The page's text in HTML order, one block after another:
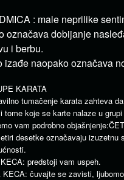
: male neprilike
označava dobijanje
i berbu.
izađe naopako označava
KARATA
tumačenje karata zahteva
tome koje se karte nalaze u
vam podrobno
desetke označavaju izuzetnu
predstoji vam uspeh.
KECA: čuvajte se zavisti,